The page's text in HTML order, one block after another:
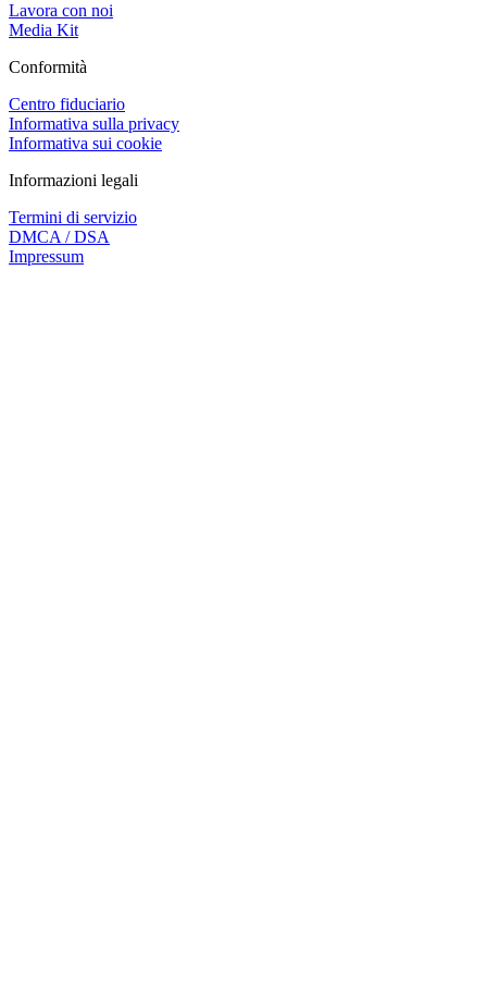
Lavora con noi
Media Kit
Conformità
Centro fiduciario
Informativa sulla privacy
Informativa sui cookie
Informazioni legali
Termini di servizio
DMCA / DSA
Impressum